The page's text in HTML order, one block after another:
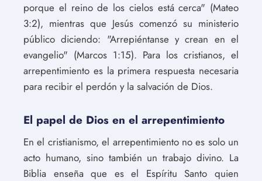
porque el reino de los cielos está cerca" (Mateo
3:2), mientras que Jesús comenzó su ministerio
público diciendo: "Arrepiéntanse y crean en el
evangelio" (Marcos 1:15). Para los cristianos, el
arrepentimiento es la primera respuesta necesaria
para recibir el perdón y la salvación de Dios.
El papel de Dios en el arrepentimiento
En el cristianismo, el arrepentimiento no es solo un
acto humano, sino también un trabajo divino. La
Biblia enseña que es el Espíritu Santo quien